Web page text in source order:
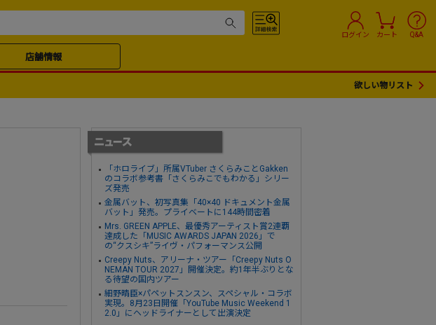
ログイン カート Q&A
店舗情報
欲しい物リスト
「ホロライブ」所属VTuber さくらみことGakken
のコラボ参考書「さくらみこでもわかる」シリー
ズ発売
金属バット、初写真集「40×40 ドキュメント金属
バット」発売。プライベートに144時間密着
Mrs. GREEN APPLE、最優秀アーティスト賞2連覇
達成した「MUSIC AWARDS JAPAN 2026」で
の“クスシキ”ライヴ・パフォーマンス公開
Creepy Nuts、アリーナ・ツアー「Creepy Nuts O
NEMAN TOUR 2027」開催決定。約1年半ぶりとな
る待望の国内ツアー
細野晴臣×パペットスンスン、スペシャル・コラボ
実現。8月23日開催「YouTube Music Weekend 1
2.0」にヘッドライナーとして出演決定